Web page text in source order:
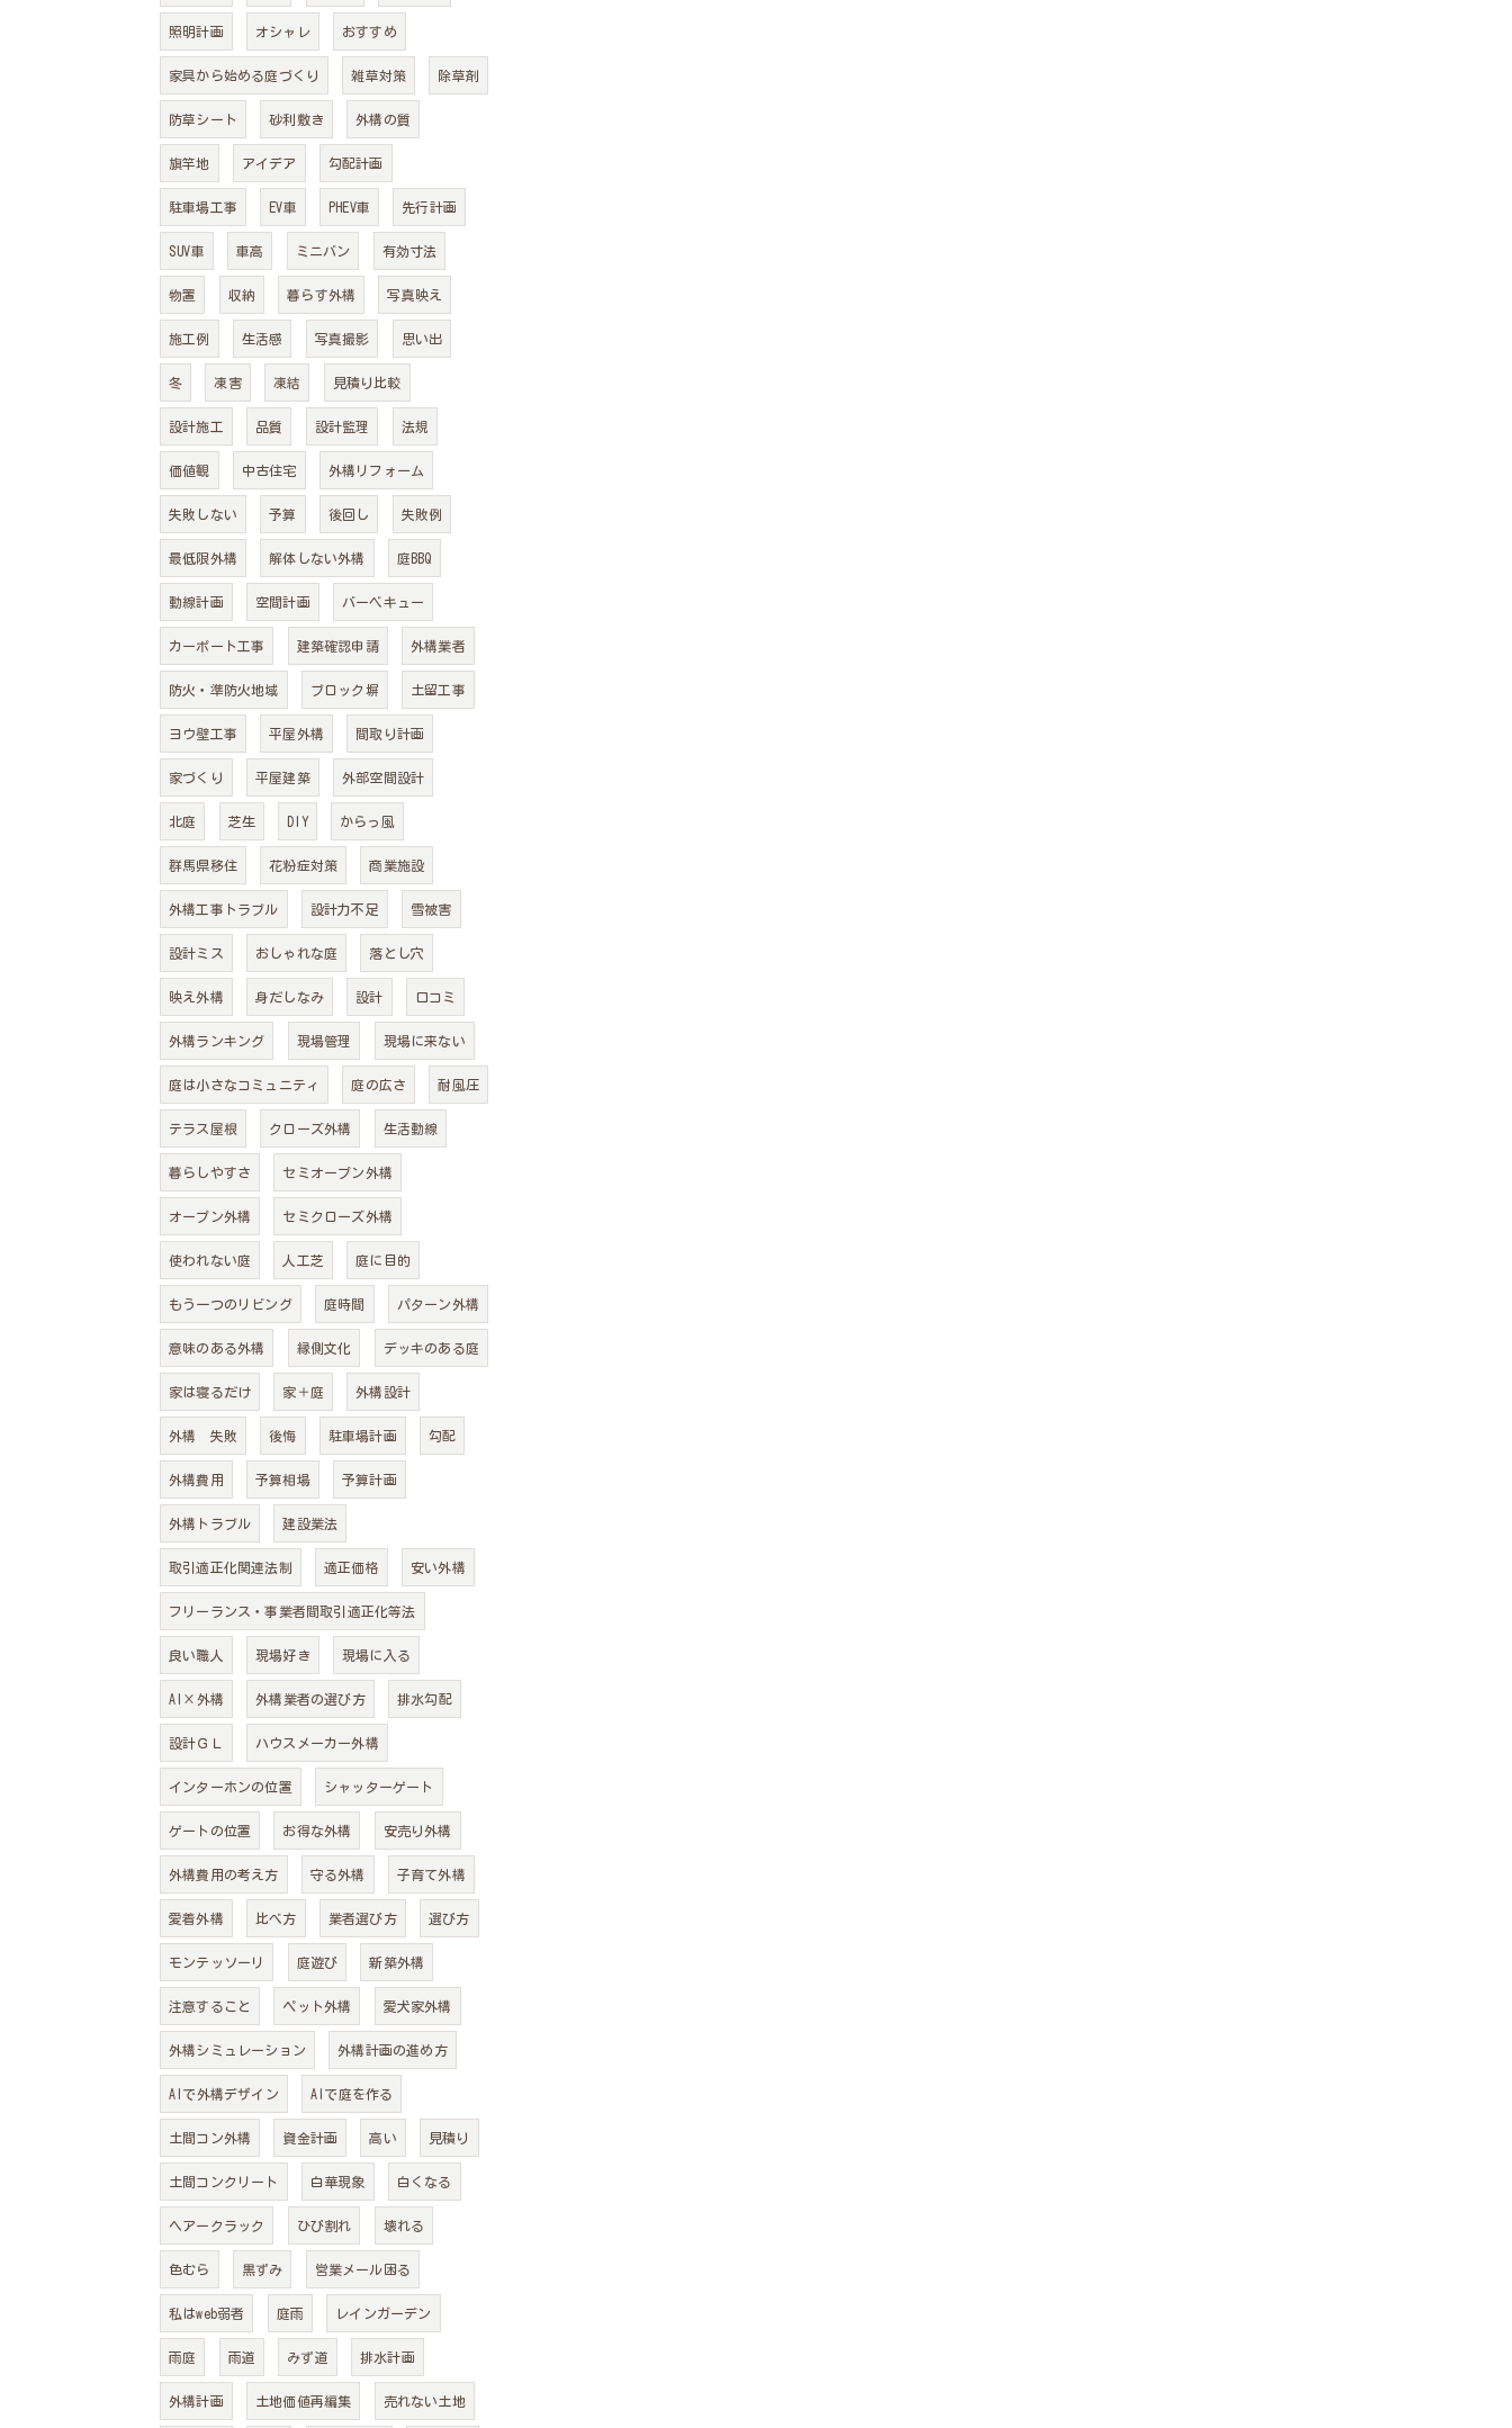
照明計画 オシャレ おすすめ
家具から始める庭づくり 雑草対策 除草剤
防草シート 砂利敷き 外構の質
旗竿地 アイデア 勾配計画
駐車場工事 EV車 PHEV車 先行計画
SUV車 車高 ミニバン 有効寸法
物置 収納 暮らす外構 写真映え
施工例 生活感 写真撮影 思い出
冬 凍害 凍結 見積り比較
設計施工 品質 設計監理 法規
価値観 中古住宅 外構リフォーム
失敗しない 予算 後回し 失敗例
最低限外構 解体しない外構 庭BBQ
動線計画 空間計画 バーベキュー
カーポート工事 建築確認申請 外構業者
防火・準防火地域 ブロック塀 土留工事
ヨウ壁工事 平屋外構 間取り計画
家づくり 平屋建築 外部空間設計
北庭 芝生 DIY からっ風
群馬県移住 花粉症対策 商業施設
外構工事トラブル 設計力不足 雪被害
設計ミス おしゃれな庭 落とし穴
映え外構 身だしなみ 設計 口コミ
外構ランキング 現場管理 現場に来ない
庭は小さなコミュニティ 庭の広さ 耐風圧
テラス屋根 クローズ外構 生活動線
暮らしやすさ セミオープン外構
オープン外構 セミクローズ外構
使われない庭 人工芝 庭に目的
もう一つのリビング 庭時間 パターン外構
意味のある外構 縁側文化 デッキのある庭
家は寝るだけ 家＋庭 外構設計
外構 失敗 後悔 駐車場計画 勾配
外構費用 予算相場 予算計画
外構トラブル 建設業法
取引適正化関連法制 適正価格 安い外構
フリーランス・事業者間取引適正化等法
良い職人 現場好き 現場に入る
AI×外構 外構業者の選び方 排水勾配
設計ＧＬ ハウスメーカー外構
インターホンの位置 シャッターゲート
ゲートの位置 お得な外構 安売り外構
外構費用の考え方 守る外構 子育て外構
愛着外構 比べ方 業者選び方 選び方
モンテッソーリ 庭遊び 新築外構
注意すること ペット外構 愛犬家外構
外構シミュレーション 外構計画の進め方
AIで外構デザイン AIで庭を作る
土間コン外構 資金計画 高い 見積り
土間コンクリート 白華現象 白くなる
ヘアークラック ひび割れ 壊れる
色むら 黒ずみ 営業メール困る
私はweb弱者 庭雨 レインガーデン
雨庭 雨道 みず道 排水計画
外構計画 土地価値再編集 売れない土地